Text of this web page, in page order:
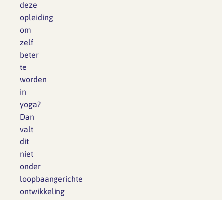
deze
opleiding
om
zelf
beter
te
worden
in
yoga?
Dan
valt
dit
niet
onder
loopbaangerichte
ontwikkeling